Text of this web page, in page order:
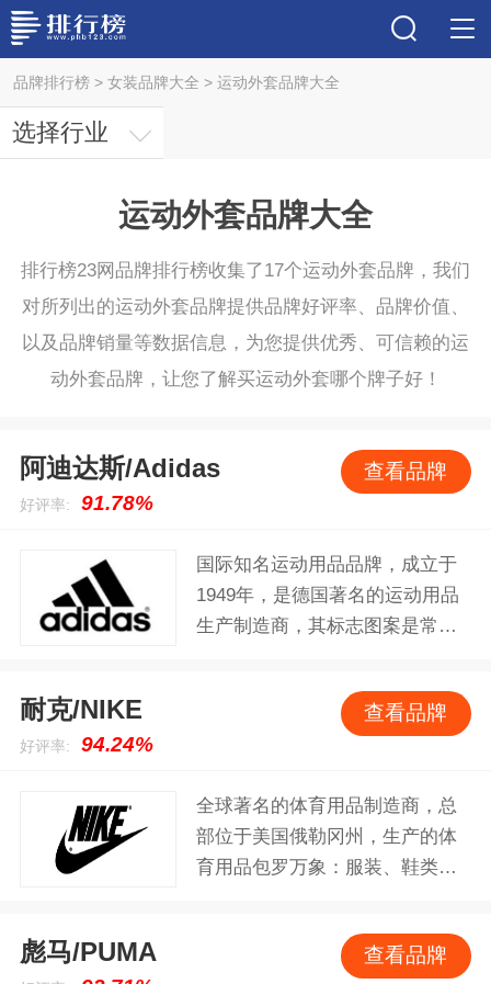
品牌排行榜> 女装品牌大全 > 运动外套品牌大全
选择行业
运动外套品牌大全
排行榜23网品牌排行榜收集了17个运动外套品牌，我们
对所列出的运动外套品牌提供品牌好评率、品牌价值、
以及品牌销量等数据信息，为您提供优秀、可信赖的运
动外套品牌，让您了解买运动外套哪个牌子好！
阿迪达斯/Adidas
好评率: 91.78%
查看品牌
国际知名运动用品品牌，成立于
1949年，是德国著名的运动用品
生产制造商，其标志图案是常见
类和田径运动服饰、运动鞋、瑜
伽服饰、运动配饰、休闲鞋类、
耐克/NIKE
好评率: 94.24%
查看品牌
全球著名的体育用品制造商，总
部位于美国俄勒冈州，生产的体
育用品包罗万象：服装、鞋类、
案是个小钩子。耐克一直将激励
全世界的每一位运动员并为其献
彪马/PUMA 查看品牌